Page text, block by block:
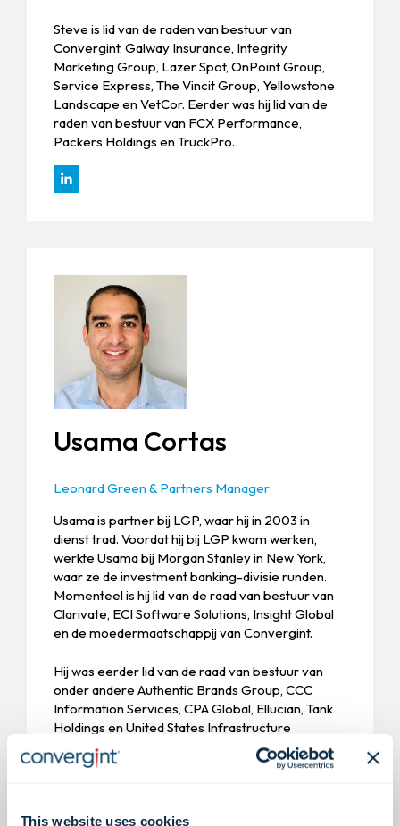
This website uses cookies
Steve is lid van de raden van bestuur van
Convergint, Galway Insurance, Integrity
Marketing Group, Lazer Spot, OnPoint Group,
Service Express, The Vincit Group, Yellowstone
Landscape en VetCor. Eerder was hij lid van de
raden van bestuur van FCX ​​Performance,
Packers Holdings en TruckPro.
Usama Cortas
Leonard Green & Partners Manager
Usama is partner bij LGP, waar hij in 2003 in
dienst trad. Voordat hij bij LGP kwam werken,
werkte Usama bij Morgan Stanley in New York,
waar ze de investment banking-divisie runden.
Momenteel is hij lid van de raad van bestuur van
Clarivate, ECI Software Solutions, Insight Global
en de moedermaatschappij van Convergint.
Hij was eerder lid van de raad van bestuur van
onder andere Authentic Brands Group, CCC
Information Services, CPA Global, Ellucian, Tank
Holdings en United States Infrastructure
Corporation. Usama studeerde af aan Columbia
University met een Bachelor of Arts in Economie